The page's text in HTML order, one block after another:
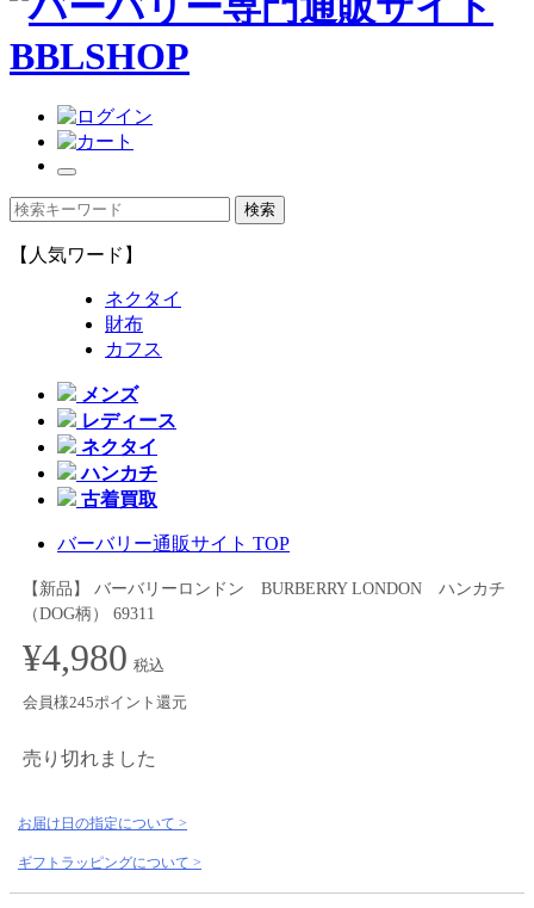
【人気ワード】
ネクタイ
財布
カフス
メンズ
レディース
ネクタイ
ハンカチ
古着買取
バーバリー通販サイト TOP
【新品】 バーバリーロンドン BURBERRY LONDON ハンカチ
（DOG柄） 69311
¥4,980 税込
会員様245ポイント還元
売り切れました
お届け日の指定について >
ギフトラッピングについて >